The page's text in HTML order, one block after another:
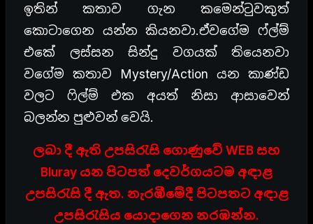
ඉතින් කතාව ගැන කමෙන්ටුවකුත්
කොටාගෙන යන්න කියනවා.ඒවගේම ෆ්ල්ම්
එකේ ලස්සන සින්දු වගයක් තියෙනවා
වගේම කතාව Mystery/Action යන කාණ්ඩ
වලට ෆිල්ම් එක අයත් නිසා ආසාවෙන්
බලන්න පුළුවන් වෙයි.
ලබා දී ඇති උපසිරැසි ගොණුවේ WEB සහ
Bluray යන පිටපත් දෙවර්ගයටම අඳාළ
උපසිරැසි දී ඇත. නැරඹීමේදී පිටපතට අඳාළ
උපසිරැසිය යොදාගෙන නරඹන්න.